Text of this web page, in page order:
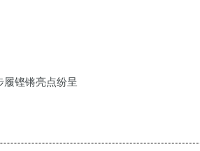
铿锵亮点纷呈